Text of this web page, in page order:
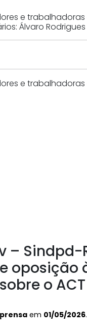
e
Álvaro
e
– Sindpd-
oposição
o
em 01/05/2026.